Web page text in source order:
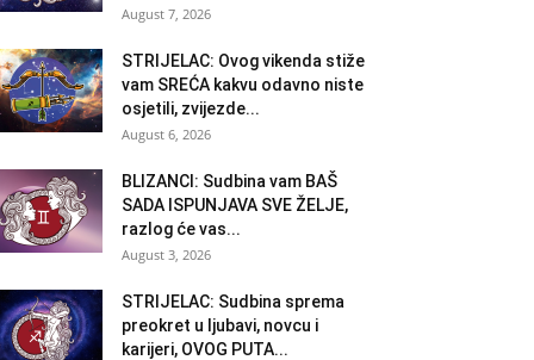
August 7, 2026
STRIJELAC: Ovog vikenda stiže
vam SREĆA kakvu odavno niste
osjetili, zvijezde...
August 6, 2026
BLIZANCI: Sudbina vam BAŠ
SADA ISPUNJAVA SVE ŽELJE,
razlog će vas...
August 3, 2026
STRIJELAC: Sudbina sprema
preokret u ljubavi, novcu i
karijeri, OVOG PUTA...